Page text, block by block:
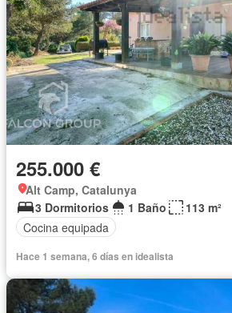
255.000 €
Alt Camp, Catalunya
3 Dormitorios
1 Baño
113 m²
Cocina equipada
Hace 1 semana, 6 días en idealista